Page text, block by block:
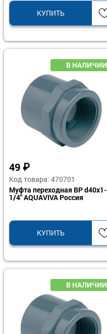
КУПИТЬ
49 ₽
Код товара: 470701
Муфта переходная ВР d40х1-
1/4" AQUAVIVA Россия
КУПИТЬ